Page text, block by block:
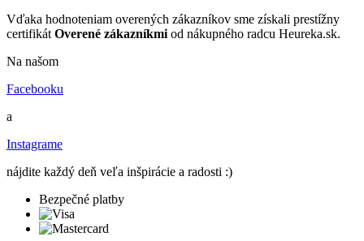
Vďaka hodnoteniam overených zákazníkov sme získali prestížny
certifikát Overené zákazníkmi od nákupného radcu Heureka.sk.
Na našom
Facebooku
a
Instagrame
nájdite každý deň veľa inšpirácie a radosti :)
Bezpečné platby